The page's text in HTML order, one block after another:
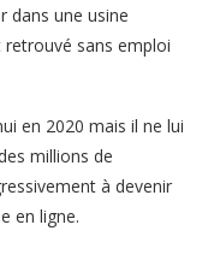
dans une usine
retrouvé sans emploi
en 2020 mais il ne lui
millions de
à devenir
en ligne.